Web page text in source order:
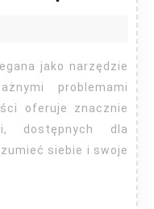
problemami
oferuje znacznie
dostępnych dla
siebie i swoje